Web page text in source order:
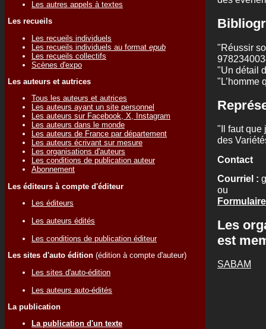
Les autres appels à textes
Les recueils
Les recueils individuels
Les recueils individuels au format epub
Les recueils collectifs
Scènes d'expo
Les auteurs et autrices
Tous les auteurs et autrices
Les auteurs ayant un site personnel
Les auteurs sur Facebook, X, Instagram
Les auteurs dans le monde
Les auteurs de France par département
Les auteurs écrivant sur mesure
Les organisations d'auteurs
Les conditions de publication auteur
Abonnement
Les éditeurs à compte d'éditeur
Les éditeurs
Les auteurs édités
Les conditions de publication éditeur
Les sites d'auto édition (édition à compte d'auteur)
Les sites d'auto-édition
Les auteurs auto-édités
La publication
La publication d'un texte
"Réussir
"Un détail
"L’homme
"Il faut que
des
Contact
Courriel :
ou
Les
est
SABAM